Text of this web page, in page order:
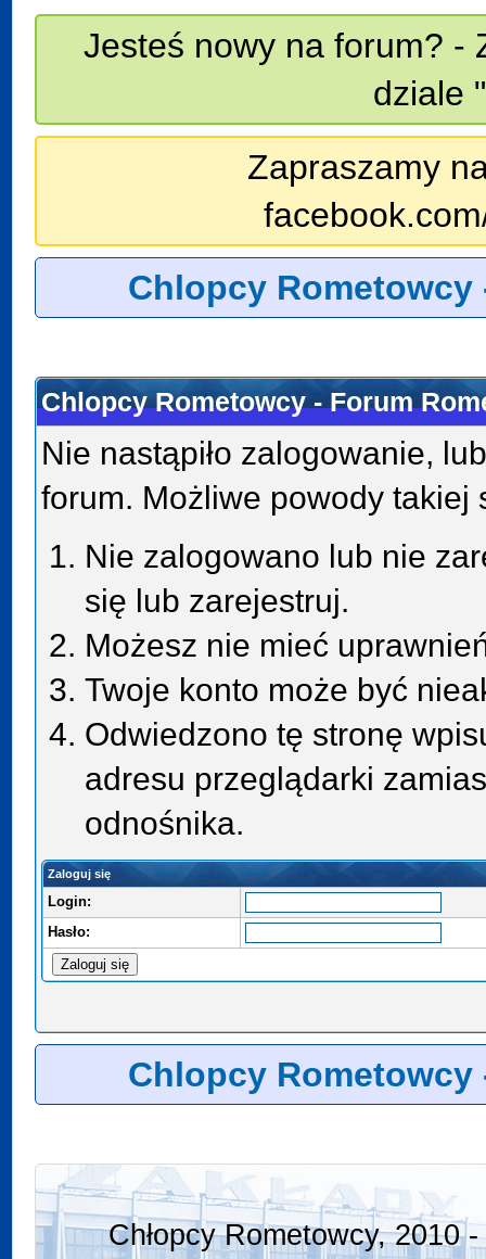
Jesteś nowy na forum? -
dziale
Zapraszamy
Chlopcy Rometowcy
Chlopcy Rometowcy - Forum
Nie nastąpiło zalogowanie,
forum. Możliwe powody takiej
Nie zalogowano lub nie
się lub zarejestruj.
Możesz nie mieć
Twoje konto może być
Odwiedzono tę stronę
adresu przeglądarki
odnośnika.
Zaloguj się
Login:
Hasło:
Chlopcy Rometowcy
Chłopcy Rometowcy, 2010